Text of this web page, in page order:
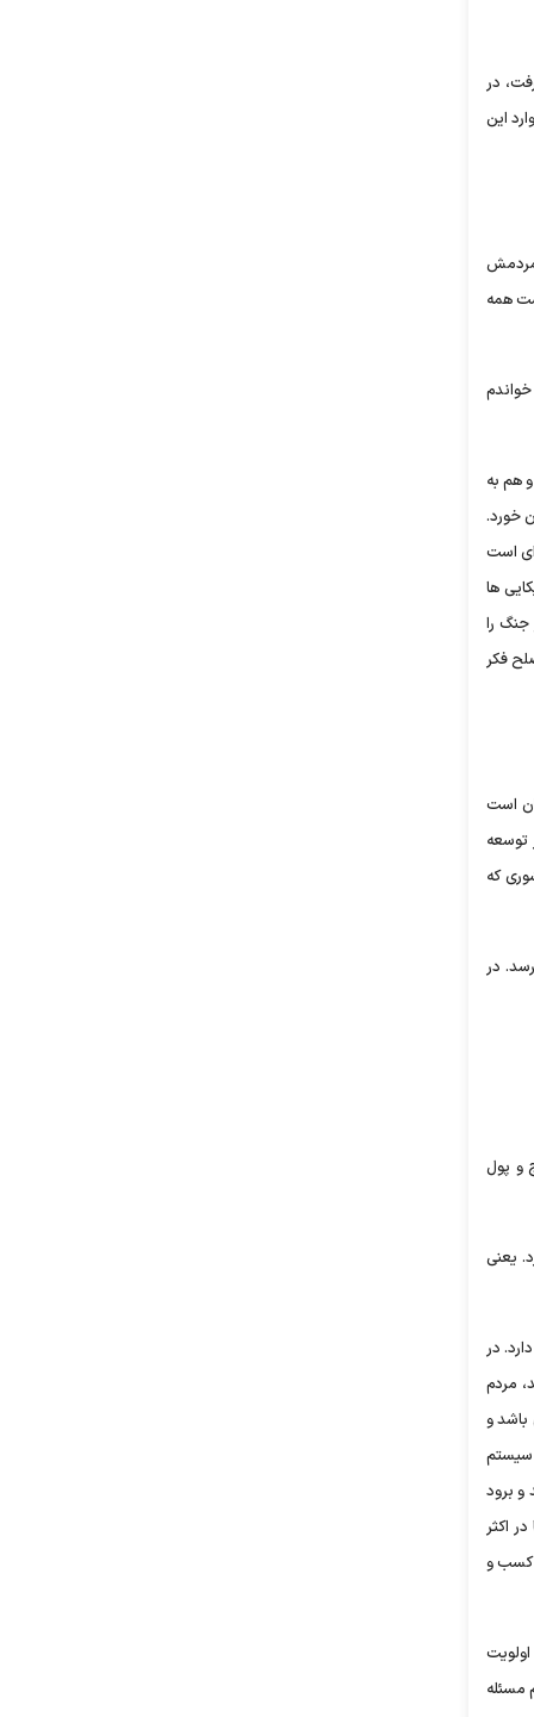
در
این
مردمش
همه
هم به
و هم ناو خودشان خورد.
ای است
ها
را
فکر
است
توسعه
که
در
و پول
یعنی
در
مردم
باشد و
سیستم
و برود
اکثر
کسب و
مسئله